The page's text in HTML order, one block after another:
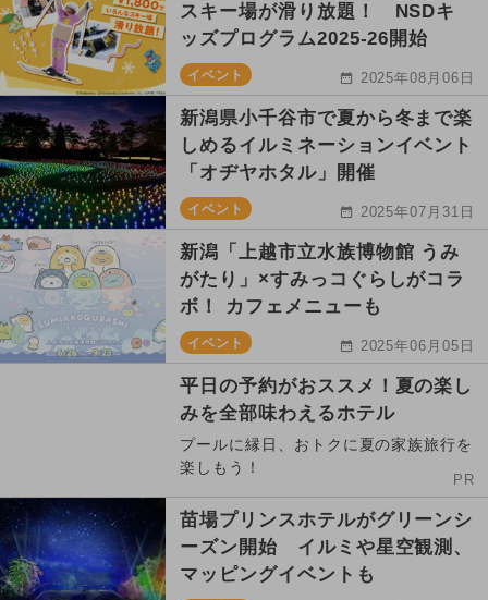
スキー場が滑り放題！ NSDキ
ッズプログラム2025-26開始
イベント 2025年08月06日
新潟県小千谷市で夏から冬まで楽
しめるイルミネーションイベント
「オヂヤホタル」開催
イベント 2025年07月31日
新潟「上越市立水族博物館 うみ
がたり」×すみっコぐらしがコラ
ボ！ カフェメニューも
イベント 2025年06月05日
平日の予約がおススメ！夏の楽し
みを全部味わえるホテル
プールに縁日、おトクに夏の家族旅行を
楽しもう！
PR
苗場プリンスホテルがグリーンシ
ーズン開始 イルミや星空観測、
マッピングイベントも